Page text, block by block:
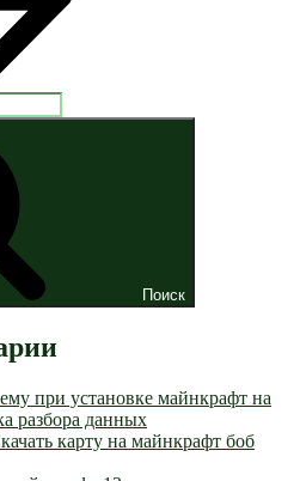
Поиск
при установке майнкрафт на
разбора данных
карту на майнкрафт боб